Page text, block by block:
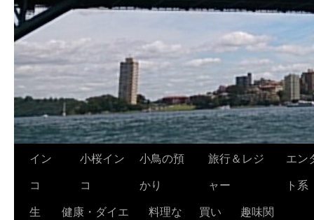
テ
イン
コ
小桜イン
コ
小鳥の預
かり
旅行＆レジ
ャー
エン
ト系
生
健康・ダイエ
料理な
買い
趣味関